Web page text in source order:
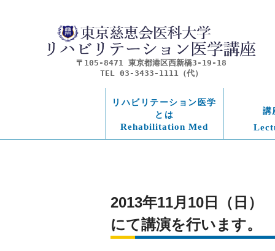
〒105-8471 東京都港区西新橋3-19-18
TEL 03-3433-1111（代）
リハビリテーション医学
とは
Rehabilitation Med
講
2013年11月10日（日）
にて講演を行います。